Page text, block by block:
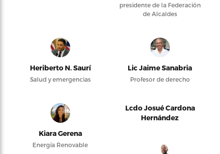
presidente de la Federación
de Alcaldes
Heriberto N. Saurí
Salud y emergencias
Lic Jaime Sanabria
Profesor de derecho
Kiara Gerena
Energía Renovable
Lcdo Josué Cardona
Hernández